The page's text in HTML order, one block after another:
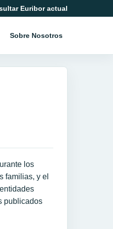
Euribor actual
Sobre Nosotros
los
familias, y el
publicados